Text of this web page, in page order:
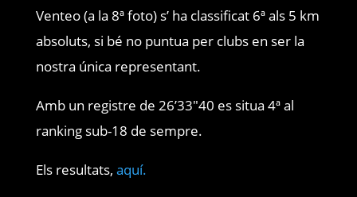
Venteo (a la 8ª foto) s’ ha classificat 6ª als 5 km
absoluts, si bé no puntua per clubs en ser la
nostra única representant.
Amb un registre de 26’33″40 es situa 4ª al
ranking sub-18 de sempre.
Els resultats, aquí.